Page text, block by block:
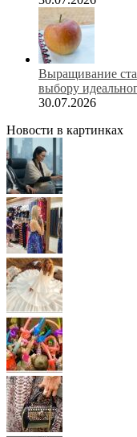
Выращивание
выбору
30.07.2026
Новости в картинках